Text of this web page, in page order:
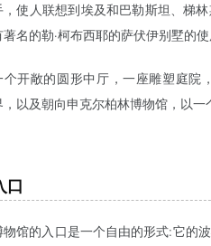
，使人联想到埃及和巴勒斯坦、梯
著名的勒·柯布西耶的萨伏伊别墅的
个开敞的圆形中厅，一座雕塑庭院
，以及朝向申克尔柏林博物馆 ，以
口
物馆的入口是一个自由的形式:它的